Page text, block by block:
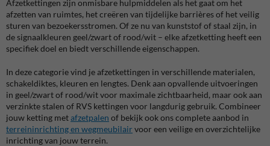
Afzetkettingen zijn onmisbare hulpmiddelen als het gaat om het
afzetten van ruimtes, het creëren van tijdelijke barrières of het veilig
sturen van bezoekersstromen. Of ze nu van kunststof of staal zijn, in
de signaalkleuren geel/zwart of rood/wit – elke afzetketting heeft een
specifiek doel en biedt verschillende eigenschappen.
In deze categorie vind je afzetkettingen in verschillende materialen,
schakeldiktes, kleuren en lengtes. Denk aan opvallende uitvoeringen
in geel/zwart of rood/wit voor maximale zichtbaarheid, maar ook aan
verzinkte stalen of RVS kettingen voor langdurig gebruik. Combineer
jouw ketting metafzetpalen of bekijk ook ons complete aanbod in
terreininrichting en wegmeubilair voor een veilige en overzichtelijke
inrichting van jouw terrein.